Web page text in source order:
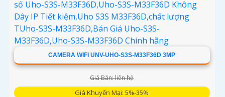
CAMERA WIFI UNV-UHO-S3S-M33F36D 3MP
Giá Bán: liên hệ
Giá Khuyến Mại: 5%-35%